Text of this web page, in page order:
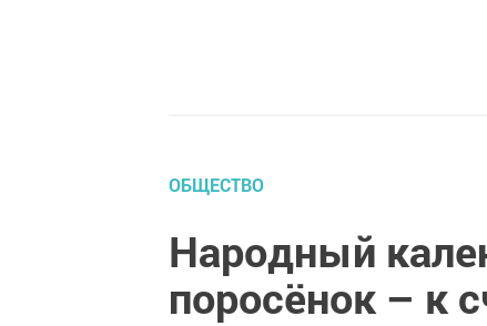
ОБЩЕСТВО
Народный
поросёнок – к